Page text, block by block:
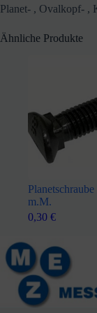
Planet- , Ovalkopf- ,
Ähnliche Produkte
m.M.
0,30 €